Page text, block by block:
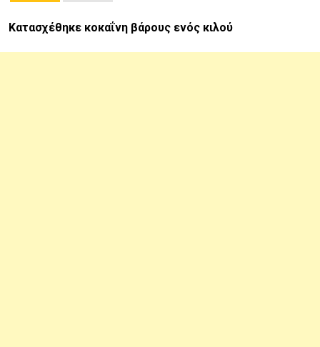
Κατασχέθηκε κοκαΐνη βάρους ενός κιλού